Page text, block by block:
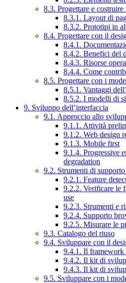
8.3. Progettare e costruire
8.3.1. Layout di
8.3.2. Prototipi in
8.4. Progettare con il
8.4.1.
8.4.2. Benefici del
8.4.3. Risorse
8.4.4. Come
8.5. Progettare con i
8.5.1. Vantaggi
8.5.2. I modelli di
9. Sviluppo dell’interfaccia
9.1. Approccio allo
9.1.1. Attività
9.1.2. Web design
9.1.3. Mobile first
9.1.4. Progressive
degradation
9.2. Strumenti di
9.2.1. Feature
9.2.2. Verificare le
use
9.2.3. Strumenti e
9.2.4. Supporto
9.2.5. Misurare le
9.3. Catalogo del riuso
9.4. Sviluppare con il
9.4.1. Il framework
9.4.2. Il kit di
9.4.3. Il kit di
9.5. Sviluppare con i